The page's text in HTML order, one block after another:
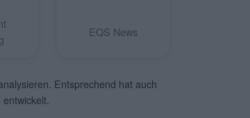
EQS News
Entsprechend hat auch